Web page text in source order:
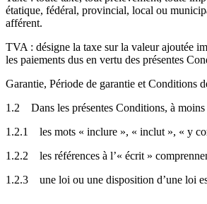
étatique, fédéral, provincial, local ou
afférent.
TVA : désigne la taxe sur la valeur ajoutée
les paiements dus en vertu des présentes
Garantie, Période de garantie et Conditions
1.2
Dans les présentes Conditions, à
1.2.1
les mots « inclure », « inclut », « y
1.2.2
les références à l’« écrit »
1.2.3
une loi ou une disposition d’une loi